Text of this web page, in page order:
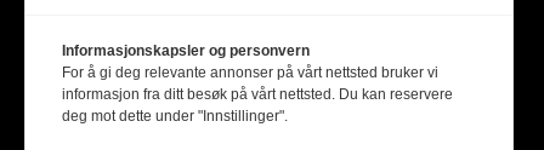
Informasjonskapsler og personvern
For å gi deg relevante annonser på vårt nettsted bruker vi
informasjon fra ditt besøk på vårt nettsted. Du kan reservere
deg mot dette under "Innstillinger".